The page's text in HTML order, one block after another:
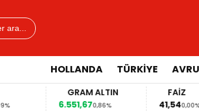
ara...
HOLLANDA TÜRKIYE
GRAM ALTIN
6.551,670,86%
FAİZ
41,540,00%